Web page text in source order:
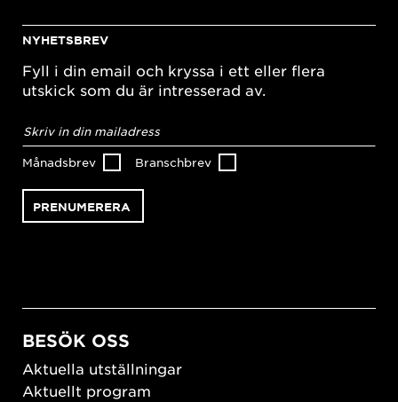
NYHETSBREV
Fyll i din email och kryssa i ett eller flera
utskick som du är intresserad av.
postadress*
Månadsbrev Branschbrev
BESÖK OSS
Aktuella utställningar
Aktuellt program